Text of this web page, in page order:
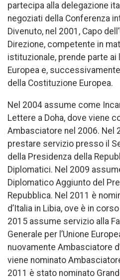
partecipa alla delegazione
negoziati della Conferenza
Divenuto, nel 2001, Capo
Direzione, competente in
istituzionale, prende parte ai
Europea e,
della Costituzione Europea.
Nel 2004 assume come
Lettere a Doha, dove viene
Ambasciatore nel 2006. Nel
prestare servizio presso il
della Presidenza della
Diplomatici. Nel 2009
Diplomatico Aggiunto del
Repubblica. Nel 2011 è
d’Italia in Libia, ove è in
2015 assume servizio alla
Generale per l’Unione
nuovamente Ambasciatore
viene nominato
2011 è stato nominato